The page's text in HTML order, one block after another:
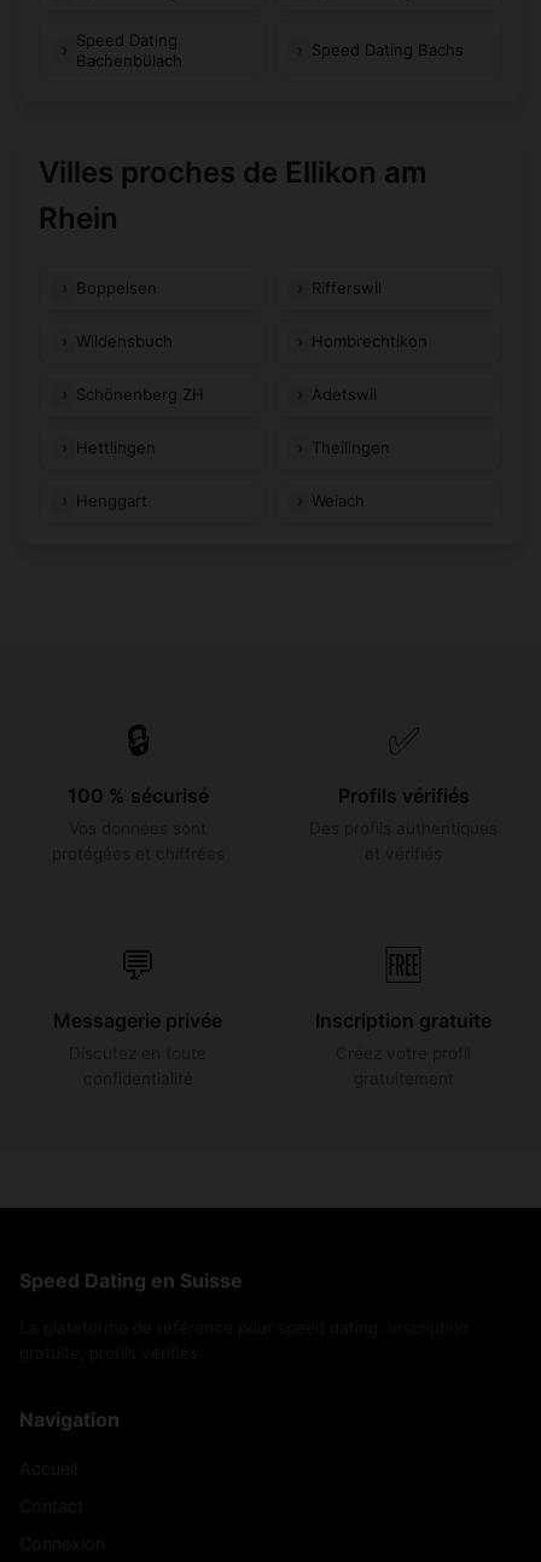
Speed Dating
Bachenbülach
Speed Dating Bachs
Villes proches de Ellikon am
Rhein
Boppelsen Rifferswil
Wildensbuch Hombrechtikon
Schönenberg ZH Adetswil
Hettlingen Theilingen
Henggart Weiach
🔒
100 % sécurisé
✅
Profils vérifiés
💬
Messagerie privée
🆓
Inscription gratuite
Speed Dating en Suisse
Navigation